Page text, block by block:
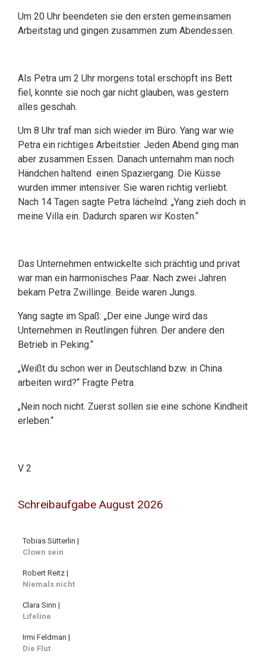
Um 20 Uhr beendeten sie den ersten gemeinsamen
Arbeitstag und gingen zusammen zum Abendessen.
Als Petra um 2 Uhr morgens total erschöpft ins Bett
fiel, konnte sie noch gar nicht glauben, was gestern
alles geschah.
Um 8 Uhr traf man sich wieder im Büro. Yang war wie
Petra ein richtiges Arbeitstier. Jeden Abend ging man
aber zusammen Essen. Danach unternahm man noch
Händchen haltend einen Spaziergang. Die Küsse
wurden immer intensiver. Sie waren richtig verliebt.
Nach 14 Tagen sagte Petra lächelnd: „Yang zieh doch in
meine Villa ein. Dadurch sparen wir Kosten.“
Das Unternehmen entwickelte sich prächtig und privat
war man ein harmonisches Paar. Nach zwei Jahren
bekam Petra Zwillinge. Beide waren Jungs.
Yang sagte im Spaß: „Der eine Junge wird das
Unternehmen in Reutlingen führen. Der andere den
Betrieb in Peking.“
„Weißt du schon wer in Deutschland bzw. in China
arbeiten wird?“ Fragte Petra.
„Nein noch nicht. Zuerst sollen sie eine schöne Kindheit
erleben.“
V 2
Schreibaufgabe August 2026
Tobias Sütterlin |
Clown sein
Robert Reitz |
Niemals nicht
Clara Sinn |
Lifeline
Irmi Feldman |
Die Flut